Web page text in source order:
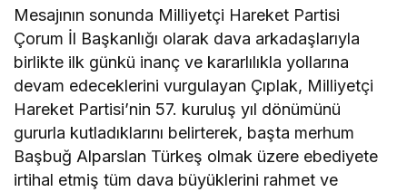
Mesajının sonunda Milliyetçi Hareket Partisi
Çorum İl Başkanlığı olarak dava arkadaşlarıyla
birlikte ilk günkü inanç ve kararlılıkla yollarına
devam edeceklerini vurgulayan Çıplak, Milliyetçi
Hareket Partisi’nin 57. kuruluş yıl dönümünü
gururla kutladıklarını belirterek, başta merhum
Başbuğ Alparslan Türkeş olmak üzere ebediyete
irtihal etmiş tüm dava büyüklerini rahmet ve